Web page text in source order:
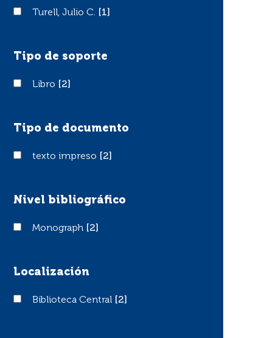
Turell, Julio C.
Turell, Julio C. [1]
Tipo de soporte
LibroLibro [2]
Tipo de documento
texto impreso
texto impreso [2]
Nivel bibliográfico
Monograph
Monograph [2]
Localización
Biblioteca Central
Biblioteca Central [2]